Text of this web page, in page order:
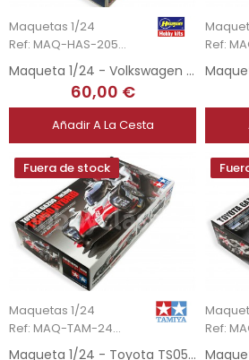
Maquetas 1/24
Ref: MAQ-HAS-20556
Maqueta 1/24 - Volkswagen Type 2 - Pick-Up Truck
60,00 €
Añadir A La Cesta
Fuera de stock
Maquetas 1/24
Ref: MAQ-TAM-24349
Maqueta 1/24 - Toyota TS050 Hybird - Gazoo Racing